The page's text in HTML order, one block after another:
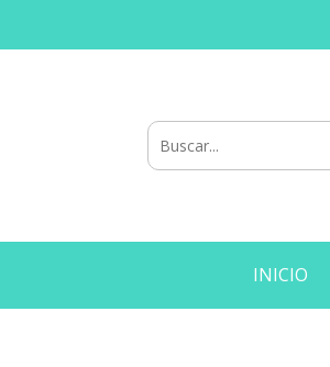
INICIO